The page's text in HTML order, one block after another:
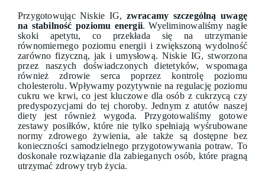
Przygotowując Niskie IG, zwracamy szczególną uwagę
na stabilność poziomu energii. Wyeliminowaliśmy nagłe
skoki apetytu, co przekłada się na utrzymanie
równomiernego poziomu energii i zwiększoną wydolność
zarówno fizyczną, jak i umysłową. Niskie IG, stworzona
przez naszych doświadczonych dietetyków, wspomaga
również zdrowie serca poprzez kontrolę poziomu
cholesterolu. Wpływamy pozytywnie na regulację poziomu
cukru we krwi, co jest kluczowe dla osób z cukrzycą czy
predyspozycjami do tej choroby. Jednym z atutów naszej
diety jest również wygoda. Przygotowaliśmy gotowe
zestawy posiłków, które nie tylko spełniają wyśrubowane
normy zdrowego żywienia, ale także są dostępne bez
konieczności samodzielnego przygotowywania potraw. To
doskonałe rozwiązanie dla zabieganych osób, które pragną
utrzymać zdrowy tryb życia.